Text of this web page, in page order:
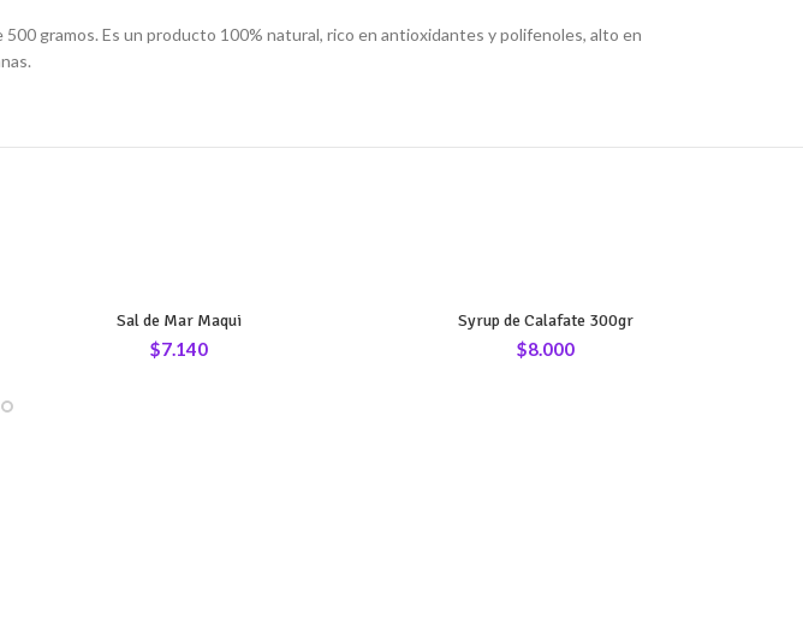
gramos. Es un producto 100% natural, rico en antioxidantes y polifenoles, alto en
Sal de Mar Maqui
$7.140
Syrup de Calafate 300gr
$8.000